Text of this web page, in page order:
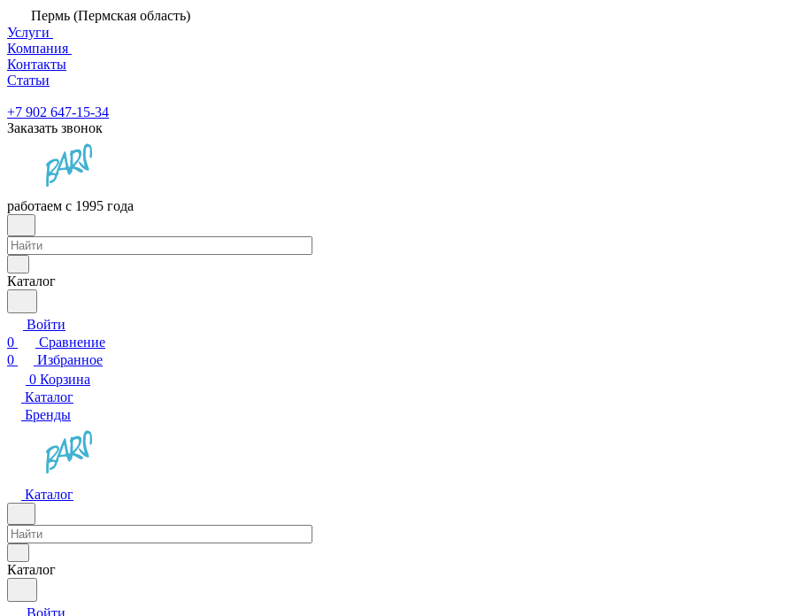
Пермь (Пермская область)
Услуги
Компания
Контакты
Статьи
+7 902 647-15-34
Заказать звонок
работаем с 1995 года
Каталог
Войти
0
Сравнение
0
Избранное
0 Корзина
Каталог
Бренды
Каталог
Каталог
Войти